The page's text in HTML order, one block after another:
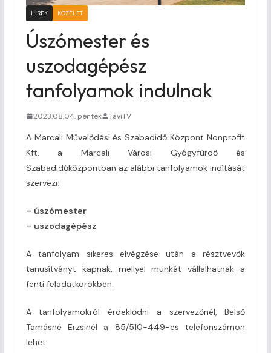
HÍREK KÖZÉLET
Úszómester és
uszodagépész
tanfolyamok indulnak
2023.08.04. péntek TaviTV
A Marcali Művelődési és Szabadidő Központ Nonprofit
Kft. a Marcali Városi Gyógyfürdő és
Szabadidőközpontban az alábbi tanfolyamok indítását
szervezi:
– úszómester
– uszodagépész
A tanfolyam sikeres elvégzése után a résztvevők
tanusítványt kapnak, mellyel munkát vállalhatnak a
fenti feladatkörökben.
A tanfolyamokról érdeklődni a szervezőnél, Belső
Tamásné Erzsinél a 85/510-449-es telefonszámon
lehet.